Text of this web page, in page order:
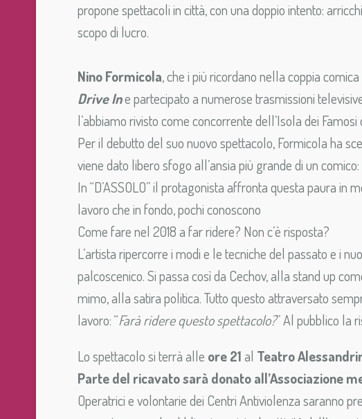
propone spettacoli in città, con una doppio intento:
scopo di lucro.
Nino Formicola, che i più ricordano nella coppia
Drive Ine partecipato a numerose trasmissioni
l’abbiamo rivisto come concorrente dell’Isola dei
Per il debutto del suo nuovo spettacolo, Formicola ha
viene dato libero sfogo all’ansia più grande di un comico:
In “D’ASSOLO” il protagonista affronta questa paura
lavoro che in fondo, pochi conoscono
Come fare nel 2018 a far ridere? Non c’è risposta?
L’artista ripercorre i modi e le tecniche del passato e i
palcoscenico. Si passa così da Cechov, alla stand up
mimo, alla satira politica. Tutto questo attraversato
lavoro: “Farà ridere questo spettacolo?” Al pubblico la
Lo spettacolo si terrà alle ore 21 al Teatro
Parte del ricavato sarà donato all’Associazione
Operatrici e volontarie dei Centri Antiviolenza saranno